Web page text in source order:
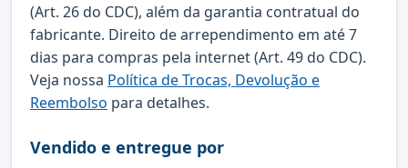
(Art. 26 do CDC), além da garantia contratual do
fabricante. Direito de arrependimento em até 7
dias para compras pela internet (Art. 49 do CDC).
Veja nossa Política de Trocas, Devolução e
Reembolso para detalhes.
Vendido e entregue por